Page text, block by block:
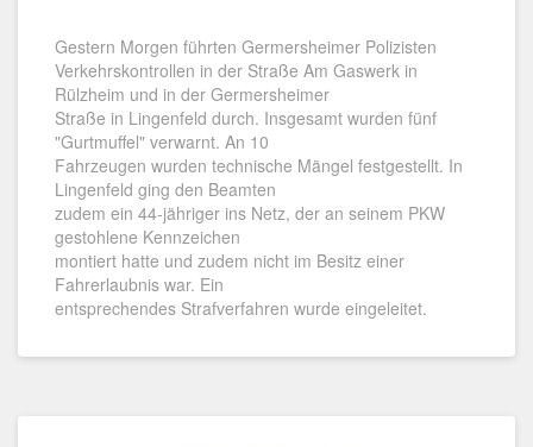
Gestern Morgen führten Germersheimer Polizisten
Verkehrskontrollen in der Straße Am Gaswerk in
Rülzheim und in der Germersheimer
Straße in Lingenfeld durch. Insgesamt wurden fünf
"Gurtmuffel" verwarnt. An 10
Fahrzeugen wurden technische Mängel festgestellt. In
Lingenfeld ging den Beamten
zudem ein 44-jähriger ins Netz, der an seinem PKW
gestohlene Kennzeichen
montiert hatte und zudem nicht im Besitz einer
Fahrerlaubnis war. Ein
entsprechendes Strafverfahren wurde eingeleitet.